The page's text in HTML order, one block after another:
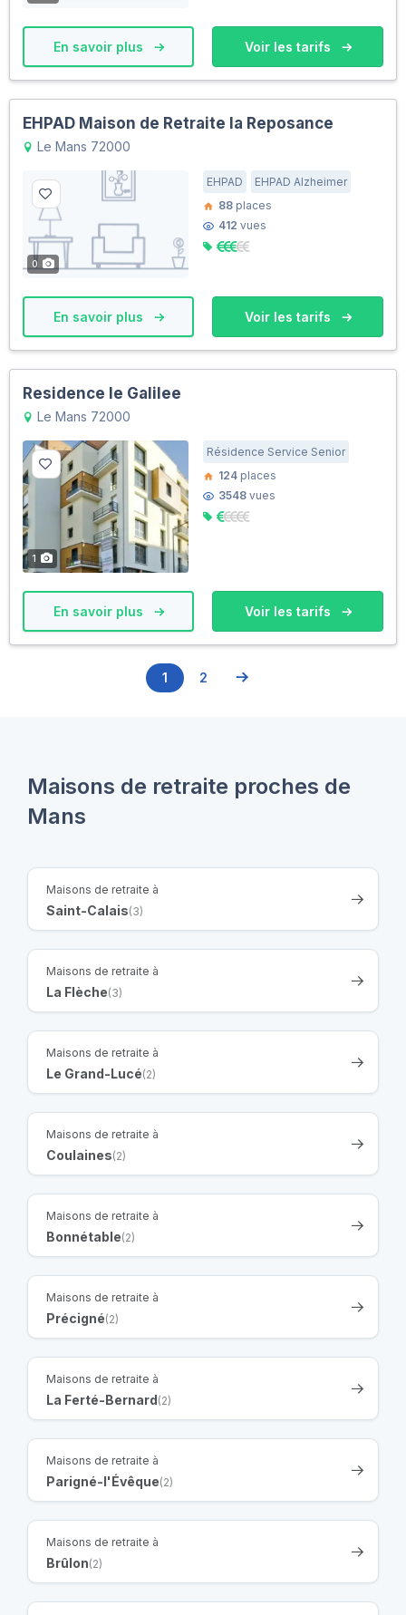
En savoir plus Voir les tarifs
EHPAD Maison de Retraite la Reposance
Le Mans 72000
0
EHPAD
EHPAD Alzheimer
88 places
412 vues
En savoir plus Voir les tarifs
Residence le Galilee
Le Mans 72000
1
Résidence Service Senior
124 places
3548 vues
En savoir plus Voir les tarifs
1 2
Maisons de retraite proches de
Mans
Maisons de retraite à
Saint-Calais(3)
Maisons de retraite à
La Flèche(3)
Maisons de retraite à
Le Grand-Lucé(2)
Maisons de retraite à
Coulaines(2)
Maisons de retraite à
Bonnétable(2)
Maisons de retraite à
Précigné(2)
Maisons de retraite à
La Ferté-Bernard(2)
Maisons de retraite à
Parigné-l'Évêque(2)
Maisons de retraite à
Brûlon(2)